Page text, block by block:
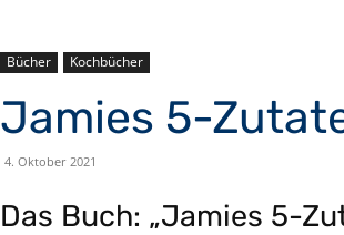
Bücher Kochbücher
Jamies 5-
4. Oktober 2021
Das Buch: „Jamies 5-